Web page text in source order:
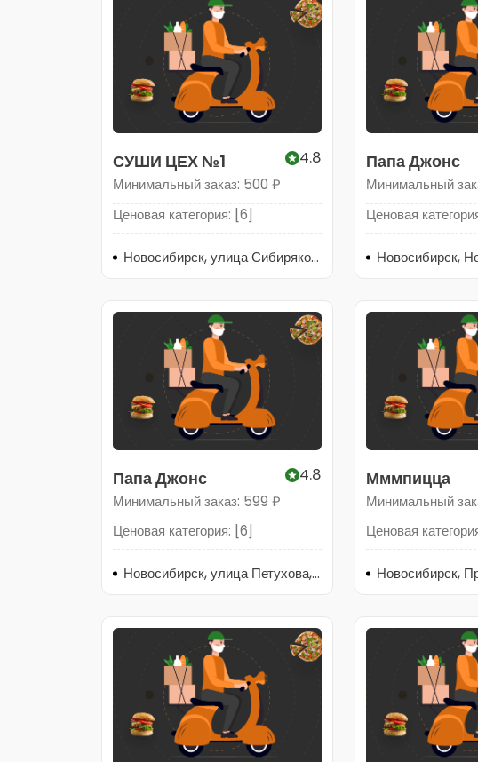
СУШИ ЦЕХ №1 4.8
Минимальный заказ: 500 ₽
Ценовая категория: [6]
Новосибирск, улица Сибиряков-Гвардейцев, 55к1
Папа Джонс
Минимальный
Ценовая
Папа Джонс 4.8
Минимальный заказ: 599 ₽
Ценовая категория: [6]
Новосибирск, улица Петухова, 16/5
Мммпицца
Минимальный
Ценовая